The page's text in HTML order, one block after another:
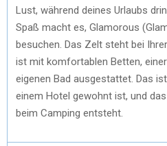
Lust, während deines Urlaubs
Spaß macht es, Glamorous
besuchen. Das Zelt steht bei
ist mit komfortablen Betten,
eigenen Bad ausgestattet. Das
einem Hotel gewohnt ist, und
beim Camping entsteht.